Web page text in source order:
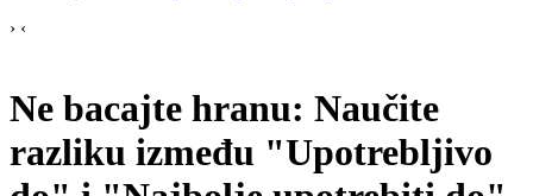
› ‹
Ne bacajte hranu: Naučite
razliku između "Upotrebljivo